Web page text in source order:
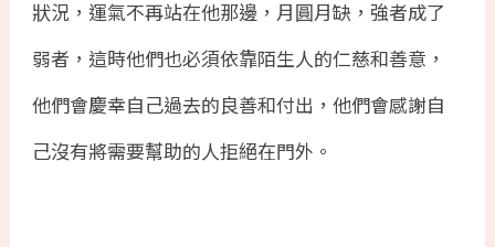
狀況，運氣不再站在他那邊，月圓月缺，強者成了
弱者，這時他們也必須依靠陌生人的仁慈和善意，
他們會慶幸自己過去的良善和付出，他們會感謝自
己沒有將需要幫助的人拒絕在門外。